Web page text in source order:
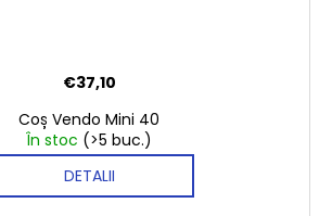
Coș Vendo Mini 40
În stoc (>5 buc.)
€37,10
DETALII